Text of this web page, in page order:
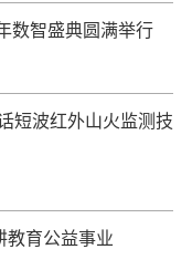
数智盛典圆满举行
短波红外山火监测技
教育公益事业